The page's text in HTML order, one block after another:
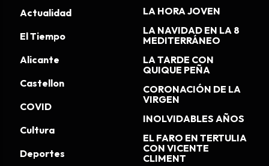
Actualidad
El Tiempo
Alicante
Castellon
COVID
Cultura
Deportes
LA HORA JOVEN
LA NAVIDAD EN LA 8
MEDITERRÁNEO
LA TARDE CON
QUIQUE PEÑA
CORONACIÓN DE LA
VIRGEN
INOLVIDABLES AÑOS
EL FARO EN TERTULIA
CON VICENTE
CLIMENT